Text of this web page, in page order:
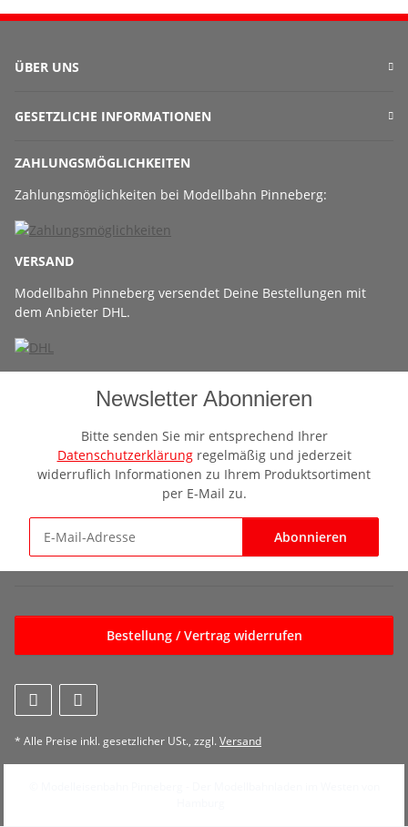
ÜBER UNS
GESETZLICHE INFORMATIONEN
ZAHLUNGSMÖGLICHKEITEN
Zahlungsmöglichkeiten bei Modellbahn Pinneberg:
VERSAND
Modellbahn Pinneberg versendet Deine Bestellungen mit
dem Anbieter DHL.
Newsletter Abonnieren
Bitte senden Sie mir entsprechend Ihrer
Datenschutzerklärungregelmäßig und jederzeit
widerruflich Informationen zu Ihrem Produktsortiment
per E-Mail zu.
Abonnieren
Bestellung / Vertrag widerrufen
* Alle Preise inkl. gesetzlicher USt., zzgl.Versand